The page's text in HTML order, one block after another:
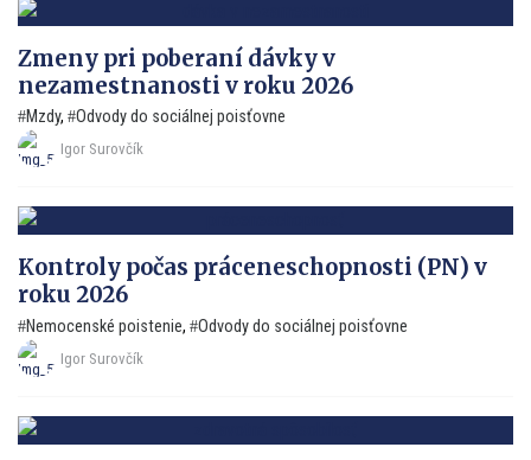
Zmeny pri poberaní dávky v
nezamestnanosti v roku 2026
Mzdy, Odvody do sociálnej poisťovne
Igor Surovčík
Kontroly počas práceneschopnosti (PN) v
roku 2026
Nemocenské poistenie, Odvody do sociálnej poisťovne
Igor Surovčík